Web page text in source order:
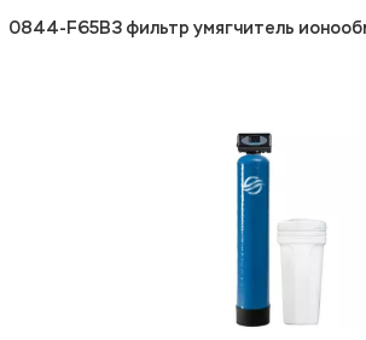
0844-F65B3 фильтр умягчитель